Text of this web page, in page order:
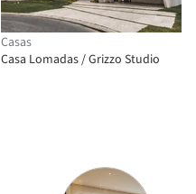
Casas
Casa Lomadas / Grizzo Studio